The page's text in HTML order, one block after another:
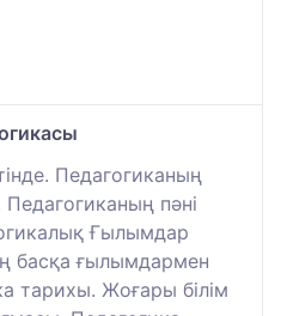
Педагогиканың
Педагогиканың пәні
Ғылымдар
басқа ғылымдармен
тарихы. Жоғары білім